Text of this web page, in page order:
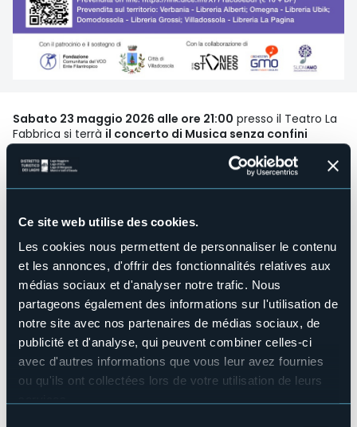
Ce site web utilise des cookies.
Les cookies nous permettent de personnaliser le contenu
et les annonces, d'offrir des fonctionnalités relatives aux
médias sociaux et d'analyser notre trafic. Nous
partageons également des informations sur l'utilisation de
notre site avec nos partenaires de médias sociaux, de
publicité et d'analyse, qui peuvent combiner celles-ci
avec d'autres informations que vous leur avez fournies
ou qu'ils ont collectées lors de votre utilisation de leurs
Sabato 23 maggio 2026 alle ore 21:00 presso il Teatro La
Fabbrica si terrà il concerto di Musica senza confini
proposto per la prima volta in questa occasione
dall’Orchestra GMO Giovani Musicisti Ossolani con la
Le giovani note dell’Orchestra GMO a sostegno di
concerto il cui ricavato sarà interamente destinato alla
realizzazione del progetto “Il rispetto si impara dall’infanzia”,
un percorso di educazione all’affettività rivolto gli alunni
della scuola dell’Infanzia, Primaria e Secondaria di primo
Grado del nostro territorio, al fine di prevenire la violenza di
genere. Il progetto vede coinvolti anche i genitori, in
un’ottica di alleanza educativa tra scuola, famiglia e
società.
Bigliettiacquistabili aquesto link.
Prevendita presso le Librerie del territorio: Verbania - Libreria
Alberti; Omegna - Libreria Ubik; Domodossola - Libreria
Grossi; Villadossola - Libreria La Pagina